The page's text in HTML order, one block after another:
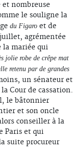
et nombreuse
le souligne la
du Figaroet de
agrémentée
la mariée qui
jolie robe de crêpe mat
retenu par de grandes
un sénateur et
Cour de cassation.
le bâtonnier
et son oncle
conseiller à la
Paris et qui
suite procureur